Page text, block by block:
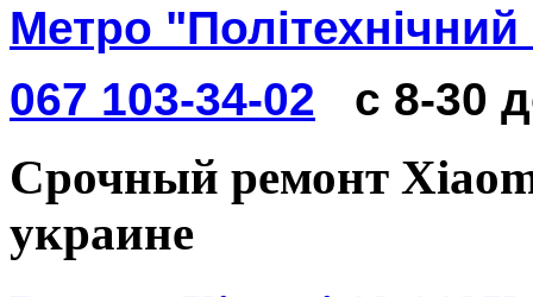
Метро "Політехнічний
067 103-34-02
с 8-30
Срочный ремонт
украине